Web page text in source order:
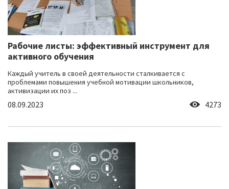
Рабочие листы: эффективный инструмент для
активного обучения
Каждый учитель в своей деятельности сталкивается с
проблемами повышения учебной мотивации школьников,
активизации их поз ...
08.09.2023 4273